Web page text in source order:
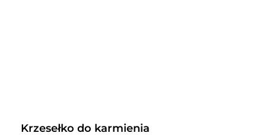
Krzesełko do karmienia